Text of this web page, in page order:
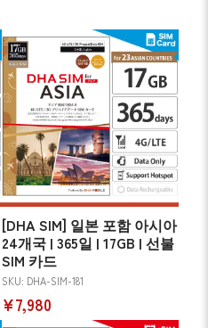
[DHA SIM] 일본 포함 아시아
24개국 | 365일 | 17GB | 선불
SIM 카드
SKU: DHA-SIM-181
¥7,980